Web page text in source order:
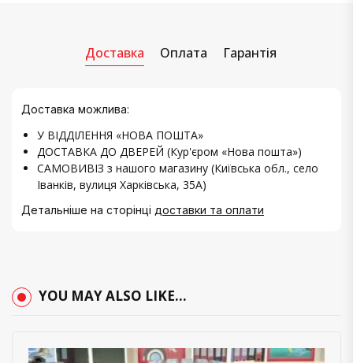
Доставка Оплата Гарантія
Доставка можлива:
У ВІДДІЛЕННЯ «НОВА ПОШТА»
ДОСТАВКА ДО ДВЕРЕЙ (Кур'єром «Нова пошта»)
САМОВИВІЗ з нашого магазину (Київська обл., село
Іванків, вулиця Харківська, 35А)
Детальніше на сторінці доставки та оплати
YOU MAY ALSO LIKE…